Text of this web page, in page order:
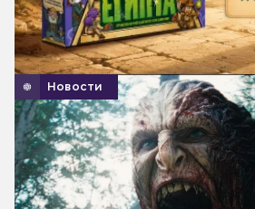
Новости